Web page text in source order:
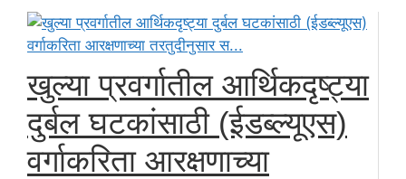
खुल्या प्रवर्गातील आर्थिकदृष्ट्या
दुर्बल घटकांसाठी (ईडब्ल्यूएस)
वर्गाकरिता आरक्षणाच्या